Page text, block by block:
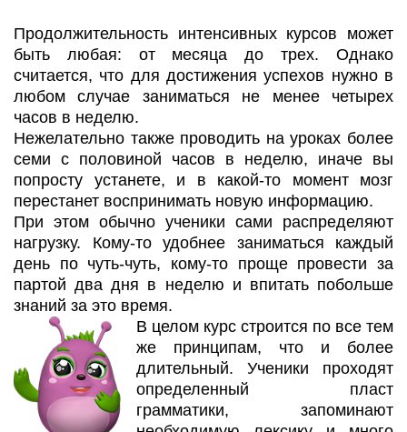
Продолжительность интенсивных курсов может
быть любая: от месяца до трех. Однако
считается, что для достижения успехов нужно в
любом случае заниматься не менее четырех
часов в неделю.
Нежелательно также проводить на уроках более
семи с половиной часов в неделю, иначе вы
попросту устанете, и в какой-то момент мозг
перестанет воспринимать новую информацию.
При этом обычно ученики сами распределяют
нагрузку. Кому-то удобнее заниматься каждый
день по чуть-чуть, кому-то проще провести за
партой два дня в неделю и впитать побольше
знаний за это время.
В целом курс строится по все тем
же принципам, что и более
длительный. Ученики проходят
определенный пласт
грамматики, запоминают